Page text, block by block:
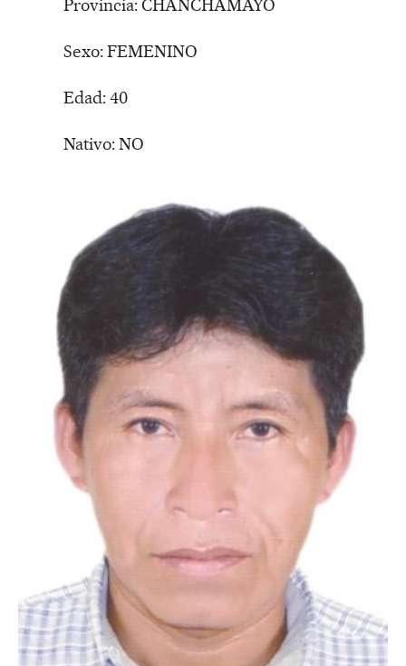
Provincia: CHANCHAMAYO
Sexo: FEMENINO
Edad: 40
Nativo: NO